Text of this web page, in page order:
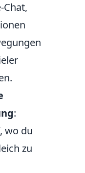
Chat,
:
wo du
zu